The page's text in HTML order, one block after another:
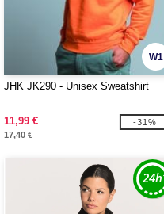
W1
JHK JK290 - Unisex Sweatshirt
11,99 €
17,40 €
-31%